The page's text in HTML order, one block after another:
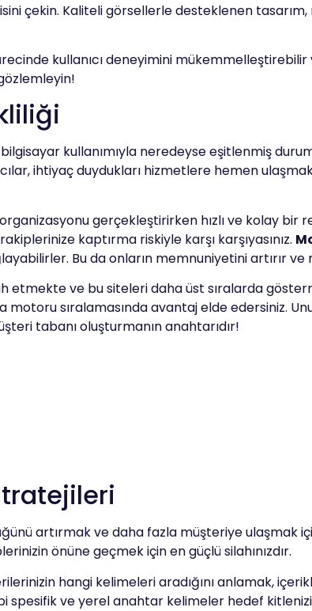
çekin. Kaliteli görsellerle desteklenen
kullanıcı deneyimini
kullanımıyla neredeyse eşitlenmiş
ihtiyaç duydukları hizmetlere hemen
gerçekleştirirken hızlı ve kolay
kaptırma riskiyle karşı karşıyasınız.
Bu da onların memnuniyetini artırır ve
ve bu siteleri daha üst sıralarda
sıralamasında avantaj elde edersiniz.
tabanı oluşturmanın anahtarıdır!
artırmak ve daha fazla müşteriye ulaşmak
önüne geçmek için en güçlü silahınızdır.
hangi kelimeleri aradığını anlamak,
spesifik ve yerel anahtar kelimeler hedef